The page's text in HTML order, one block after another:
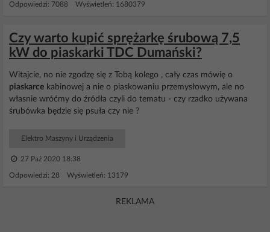
Odpowiedzi: 7088 Wyświetleń: 1680379
Czy warto kupić sprężarkę śrubową 7,5
kW do piaskarki TDC Dumański?
Witajcie, no nie zgodzę się z Tobą kolego , cały czas mówię o
piaskarce kabinowej a nie o piaskowaniu przemysłowym, ale no
własnie wróćmy do źródła czyli do tematu - czy rzadko używana
śrubówka będzie się psuła czy nie ?
Elektro Maszyny i Urządzenia
27 Paź 2020 18:38
Odpowiedzi: 28 Wyświetleń: 13179
REKLAMA